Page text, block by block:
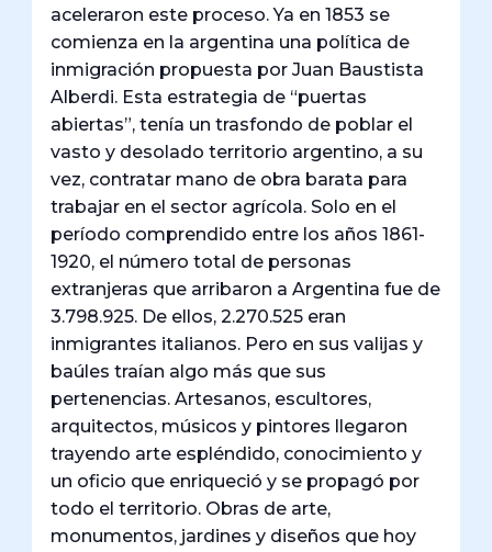
aceleraron este proceso. Ya en 1853 se
comienza en la argentina una política de
inmigración propuesta por Juan Baustista
Alberdi. Esta estrategia de “puertas
abiertas”, tenía un trasfondo de poblar el
vasto y desolado territorio argentino, a su
vez, contratar mano de obra barata para
trabajar en el sector agrícola. Solo en el
período comprendido entre los años 1861-
1920, el número total de personas
extranjeras que arribaron a Argentina fue de
3.798.925. De ellos, 2.270.525 eran
inmigrantes italianos. Pero en sus valijas y
baúles traían algo más que sus
pertenencias. Artesanos, escultores,
arquitectos, músicos y pintores llegaron
trayendo arte espléndido, conocimiento y
un oficio que enriqueció y se propagó por
todo el territorio. Obras de arte,
monumentos, jardines y diseños que hoy